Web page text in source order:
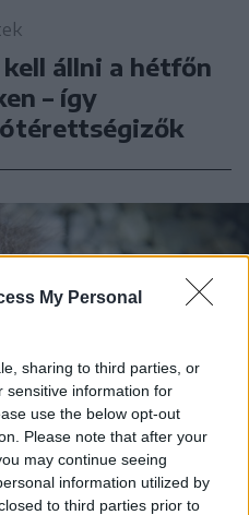
My Personal
sharing to third parties, or
sensitive information for
use the below opt-out
Please note that after your
may continue seeing
information utilized by
to third parties prior to
állni a hétfőn
– így